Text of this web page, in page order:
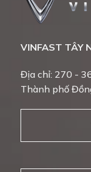
VINFAST TÂY
Địa chỉ: 270 -
Thành phố